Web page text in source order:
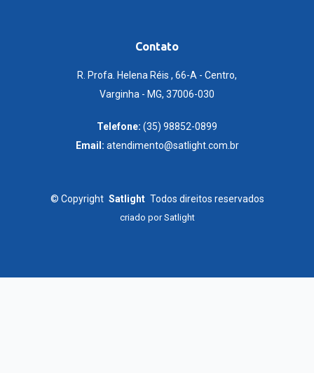
Contato
R. Profa. Helena Réis , 66-A - Centro,
Varginha - MG, 37006-030
Telefone: (35) 98852-0899
Email: atendimento@satlight.com.br
© Copyright Satlight Todos direitos reservados
criado porSatlight